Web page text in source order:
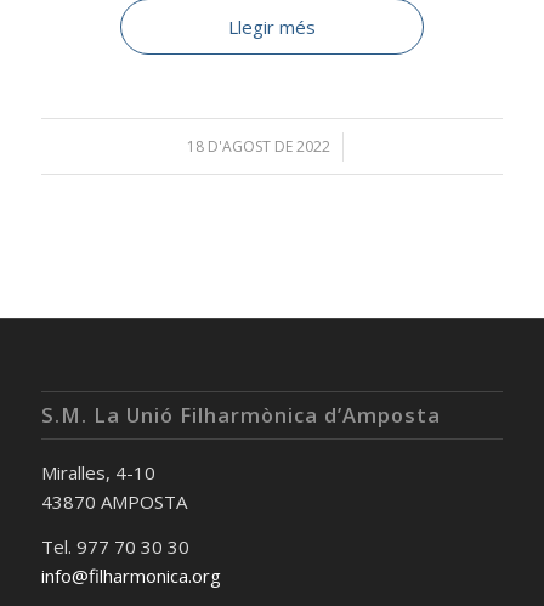
Llegir més
18 D'AGOST DE 2022
/
S.M. La Unió Filharmònica d’Amposta
Miralles, 4-10
43870 AMPOSTA
Tel. 977 70 30 30
info@filharmonica.org